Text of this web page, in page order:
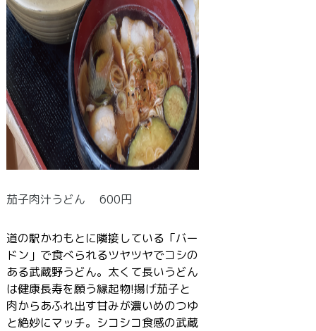
茄子肉汁うどん 600円
道の駅かわもとに隣接している「バー
ドン」で食べられるツヤツヤでコシの
ある武蔵野うどん。太くて長いうどん
は健康長寿を願う縁起物!揚げ茄子と
肉からあふれ出す甘みが濃いめのつゆ
と絶妙にマッチ。シコシコ食感の武蔵